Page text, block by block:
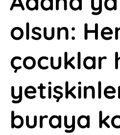
olsun:
çocuklar
buraya